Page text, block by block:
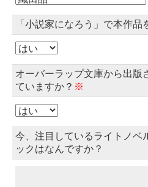
「小説家になろう」で本作品
オーバーラップ文庫から出版
ていますか？ ※
今、注目しているライトノベ
ックはなんですか？